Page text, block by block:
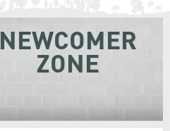
NEWCOMER
ZONE